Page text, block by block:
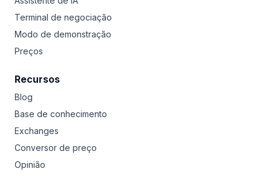
Terminal de negociação
Modo de demonstração
Preços
Recursos
Blog
Base de conhecimento
Exchanges
Conversor de preço
Opinião